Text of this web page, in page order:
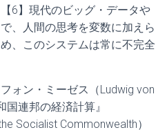
6】現代のビッグ・データや
、人間の思考を変数に加えら
、このシステムは常に不完全
ォン・ミーゼス（Ludwig von
連邦の経済計算』
Socialist Commonwealth）